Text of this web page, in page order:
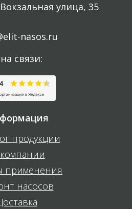
улица, 35
nasos.ru
связи:
продукции
применения
насосов